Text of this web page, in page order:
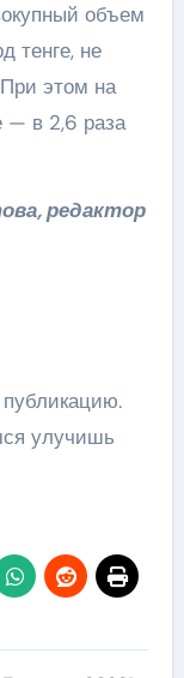
объем
тенге, не
этом на
— в 2,6 раза
редактор
улучишь